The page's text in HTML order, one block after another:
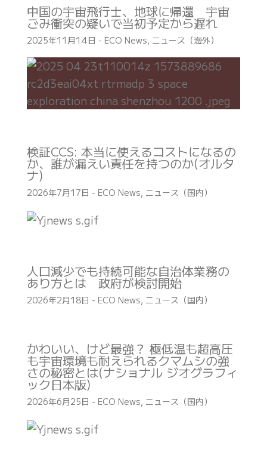
中国の宇宙飛行士、地球に帰還 宇宙
ごみ衝突の疑いで当初予定から遅れ
2025年11月14日 - ECO News, ニュース（海外）
検証CCS: 本当に使えるコストになるの
か、誰が漏えい責任を持つのか(オルタ
ナ)
2026年7月17日 - ECO News, ニュース（国内）
人口減少でも持続可能な自治体業務の
あり方とは 政府が検討開始
2026年2月18日 - ECO News, ニュース（国内）
かわいい、けど最強？ 極低温も超高圧
も宇宙環境も耐えられるクマムシの強
さの秘密とは(ナショナル ジオグラフィ
ック日本版)
2026年6月25日 - ECO News, ニュース（国内）